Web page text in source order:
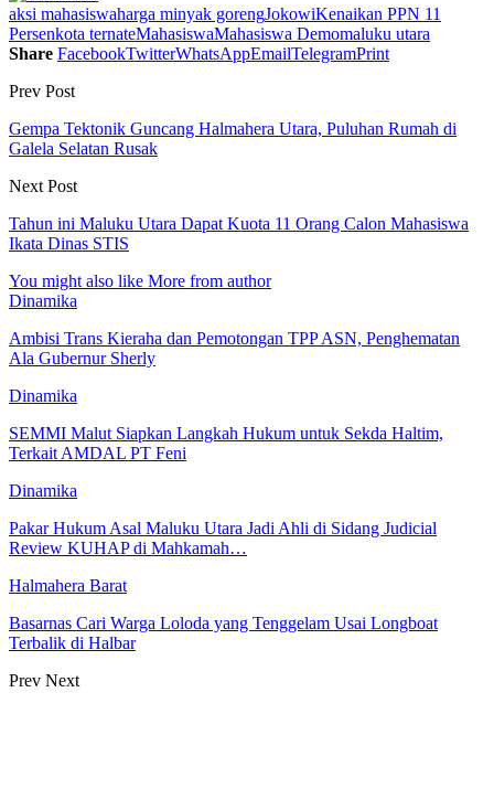
aksi mahasiswaharga minyak gorengJokowiKenaikan PPN 11
Persenkota ternateMahasiswaMahasiswa Demomaluku utara
Share FacebookTwitterWhatsAppEmailTelegramPrint
Prev Post
Gempa Tektonik Guncang Halmahera Utara, Puluhan Rumah di
Galela Selatan Rusak
Next Post
Tahun ini Maluku Utara Dapat Kuota 11 Orang Calon Mahasiswa
Ikata Dinas STIS
You might also like More from author
Dinamika
Ambisi Trans Kieraha dan Pemotongan TPP ASN, Penghematan
Ala Gubernur Sherly
Dinamika
SEMMI Malut Siapkan Langkah Hukum untuk Sekda Haltim,
Terkait AMDAL PT Feni
Dinamika
Pakar Hukum Asal Maluku Utara Jadi Ahli di Sidang Judicial
Review KUHAP di Mahkamah…
Halmahera Barat
Basarnas Cari Warga Loloda yang Tenggelam Usai Longboat
Terbalik di Halbar
Prev Next